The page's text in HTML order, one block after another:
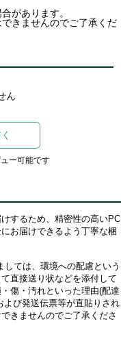
があります。
きませんのでご了承くだ
ん
ー可能です
するため、精密性の高いPC
お届けできるよう丁寧な梱
ては、環境への配慮という
直接送り状などを添付して
傷・汚れといった理由(配達
よび発送伝票等が直貼りされ
きませんのでご了承くださ